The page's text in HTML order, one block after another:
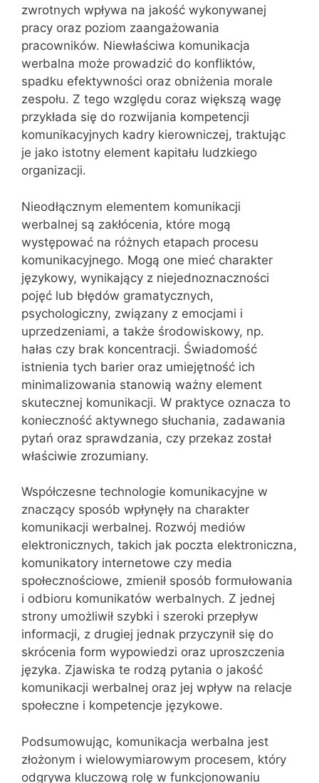
zwrotnych wpływa na jakość wykonywanej
pracy oraz poziom zaangażowania
pracowników. Niewłaściwa komunikacja
werbalna może prowadzić do konfliktów,
spadku efektywności oraz obniżenia morale
zespołu. Z tego względu coraz większą wagę
przykłada się do rozwijania kompetencji
komunikacyjnych kadry kierowniczej, traktując
je jako istotny element kapitału ludzkiego
organizacji.
Nieodłącznym elementem komunikacji
werbalnej są zakłócenia, które mogą
występować na różnych etapach procesu
komunikacyjnego. Mogą one mieć charakter
językowy, wynikający z niejednoznaczności
pojęć lub błędów gramatycznych,
psychologiczny, związany z emocjami i
uprzedzeniami, a także środowiskowy, np.
hałas czy brak koncentracji. Świadomość
istnienia tych barier oraz umiejętność ich
minimalizowania stanowią ważny element
skutecznej komunikacji. W praktyce oznacza to
konieczność aktywnego słuchania, zadawania
pytań oraz sprawdzania, czy przekaz został
właściwie zrozumiany.
Współczesne technologie komunikacyjne w
znaczący sposób wpłynęły na charakter
komunikacji werbalnej. Rozwój mediów
elektronicznych, takich jak poczta elektroniczna,
komunikatory internetowe czy media
społecznościowe, zmienił sposób formułowania
i odbioru komunikatów werbalnych. Z jednej
strony umożliwił szybki i szeroki przepływ
informacji, z drugiej jednak przyczynił się do
skrócenia form wypowiedzi oraz uproszczenia
języka. Zjawiska te rodzą pytania o jakość
komunikacji werbalnej oraz jej wpływ na relacje
społeczne i kompetencje językowe.
Podsumowując, komunikacja werbalna jest
złożonym i wielowymiarowym procesem, który
odgrywa kluczową rolę w funkcjonowaniu